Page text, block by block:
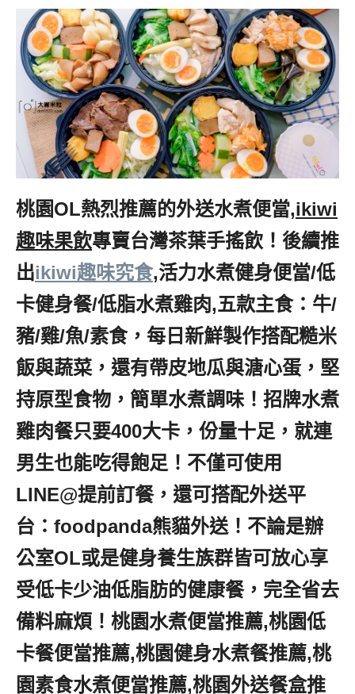
桃園OL熱烈推薦的外送水煮便當,ikiwi
趣味果飲專賣台灣茶葉手搖飲！後續推
出ikiwi趣味究食,活力水煮健身便當/低
卡健身餐/低脂水煮雞肉,五款主食：牛/
豬/雞/魚/素食，每日新鮮製作搭配糙米
飯與蔬菜，還有帶皮地瓜與溏心蛋，堅
持原型食物，簡單水煮調味！招牌水煮
雞肉餐只要400大卡，份量十足，就連
男生也能吃得飽足！不僅可使用
LINE@提前訂餐，還可搭配外送平
台：foodpanda熊貓外送！不論是辦
公室OL或是健身養生族群皆可放心享
受低卡少油低脂肪的健康餐，完全省去
備料麻煩！桃園水煮便當推薦,桃園低
卡餐便當推薦,桃園健身水煮餐推薦,桃
園素食水煮便當推薦,桃園外送餐盒推